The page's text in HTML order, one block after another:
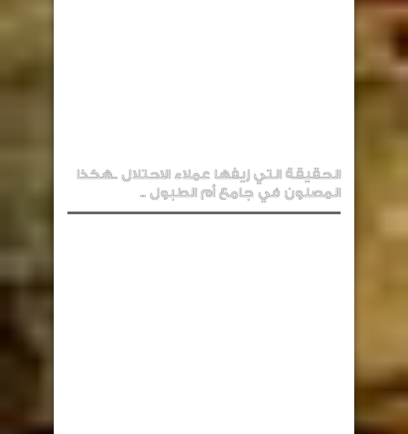
الحقيقة التي زيفها عملاء الاحتلال ..هكذا
المصلون في جامع أم الطبول ..